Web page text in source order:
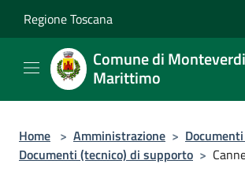
Regione Toscana
Comune di Monteverdi
Marittimo
Home > Amministrazione >
Documenti (tecnico) di supporto >